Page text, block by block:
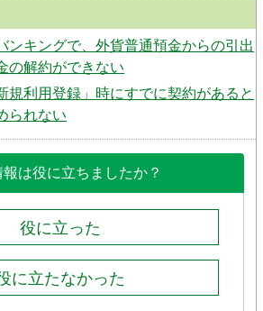
ンキングで、外貨普通預金からの引出
の解約ができない
規利用登録」時にすでに契約があると
られない
報は役に立ちましたか？
役に立った
に立たなかった